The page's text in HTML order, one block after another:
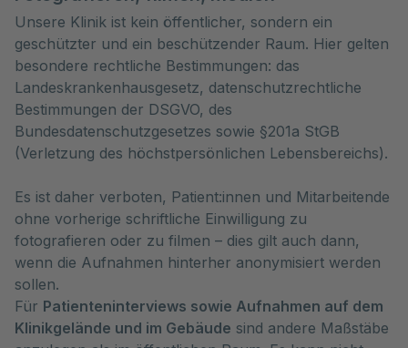
Unsere Klinik ist kein öffentlicher, sondern ein
geschützter und ein beschützender Raum. Hier gelten
besondere rechtliche Bestimmungen: das
Landeskrankenhausgesetz, datenschutzrechtliche
Bestimmungen der DSGVO, des
Bundesdatenschutzgesetzes sowie §201a StGB
(Verletzung des höchstpersönlichen Lebensbereichs).
Es ist daher verboten, Patient:innen und Mitarbeitende
ohne vorherige schriftliche Einwilligung zu
fotografieren oder zu filmen – dies gilt auch dann,
wenn die Aufnahmen hinterher anonymisiert werden
sollen.
Für Patienteninterviews sowie Aufnahmen auf dem
Klinikgelände und im Gebäude sind andere Maßstäbe